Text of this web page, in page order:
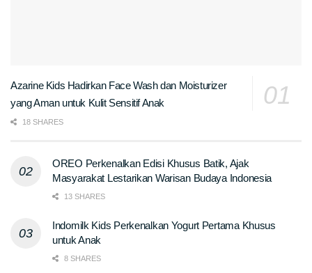
Azarine Kids Hadirkan Face Wash dan Moisturizer
yang Aman untuk Kulit Sensitif Anak
18 SHARES
OREO Perkenalkan Edisi Khusus Batik, Ajak
Masyarakat Lestarikan Warisan Budaya Indonesia
13 SHARES
Indomilk Kids Perkenalkan Yogurt Pertama Khusus
untuk Anak
8 SHARES